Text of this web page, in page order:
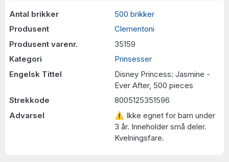
Antal brikker
500 brikker
Produsent
Clementoni
Produsent varenr.
35159
Kategori
Prinsesser
Engelsk Tittel
Disney Princess: Jasmine -
Ever After, 500 pieces
Strekkode
8005125351596
Advarsel
⚠ Ikke egnet for barn under
3 år. Inneholder små deler.
Kvelningsfare.